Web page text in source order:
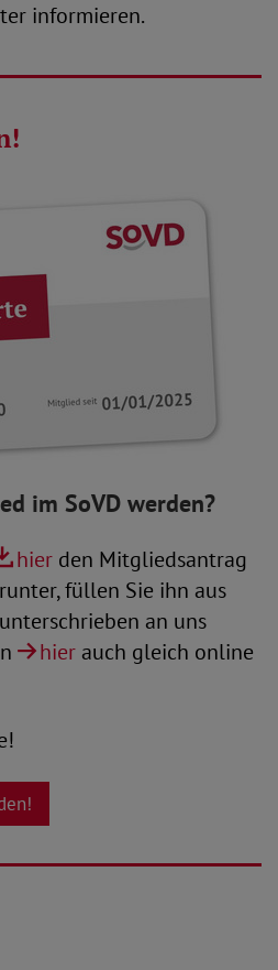
informieren.
im SoVD werden?
hier den Mitgliedsantrag
füllen Sie ihn aus
an uns
hier auch gleich online